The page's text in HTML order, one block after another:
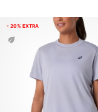
- 20% EXTRA